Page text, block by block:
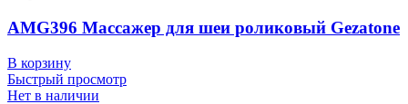
AMG396 Массажер для шеи роликовый Gezatone
В корзину
Быстрый просмотр
Нет в наличии